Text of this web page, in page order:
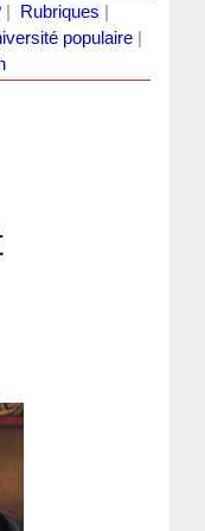
| Rubriques
populaire